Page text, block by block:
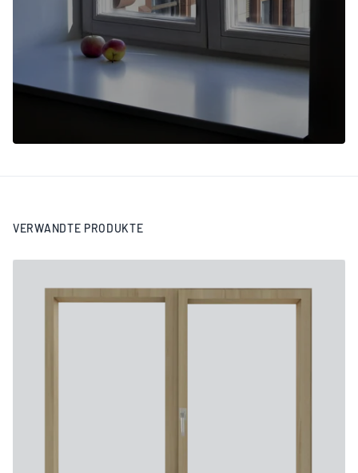
VERWANDTE PRODUKTE